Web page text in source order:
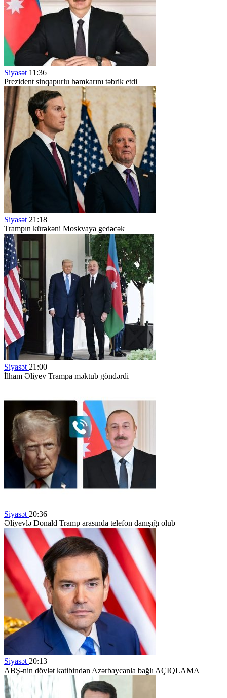
Siyasət 11:36
Prezident sinqapurlu həmkarını təbrik etdi
Siyasət 21:18
Trampın kürəkəni Moskvaya gedəcək
Siyasət 21:00
İlham Əliyev Trampa məktub göndərdi
Siyasət 20:36
Əliyevlə Donald Tramp arasında telefon danışığı olub
Siyasət 20:13
ABŞ-nin dövlət katibindən Azərbaycanla bağlı AÇIQLAMA